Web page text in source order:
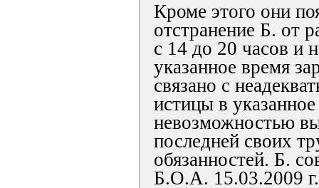
Кроме этого они
отстранение Б. от
с 14 до 20 часов и
указанное время
связано с
истицы в
невозможностью
последней своих
обязанностей. Б.
Б.О.А. 15.03.2009